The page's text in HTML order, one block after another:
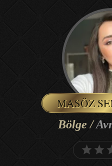
MASÖZ
Bölge /